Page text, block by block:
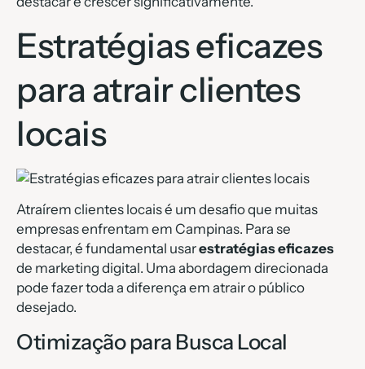
Estratégias eficazes
para atrair clientes
locais
Atraírem clientes locais é um desafio que muitas
empresas enfrentam em Campinas. Para se
destacar, é fundamental usarestratégias eficazes
de marketing digital. Uma abordagem direcionada
pode fazer toda a diferença em atrair o público
desejado.
Otimização para Busca Local